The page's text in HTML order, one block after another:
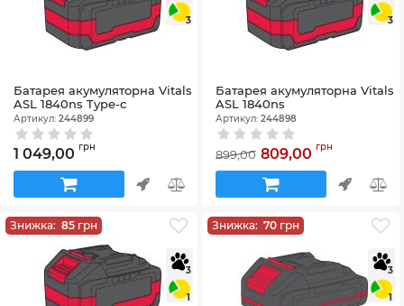
3
Батарея акумуляторна Vitals
ASL 1840ns Type-c
Артикул: 244899
1 049,00 грн
3
Батарея акумуляторна Vitals
ASL 1840ns
Артикул: 244898
899,00 809,00 грн
Знижка: 85 грн
3
1
Знижка: 70 грн
3
1